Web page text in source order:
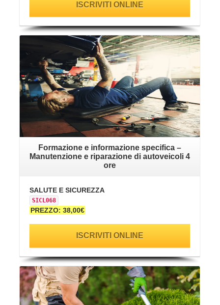
ISCRIVITI ONLINE
VAI ALLA SCHEDA
Formazione e informazione specifica –
Manutenzione e riparazione di autoveicoli 4
ore
SALUTE E SICUREZZA
SICL068
PREZZO: 38,00€
ISCRIVITI ONLINE
VAI ALLA SCHEDA